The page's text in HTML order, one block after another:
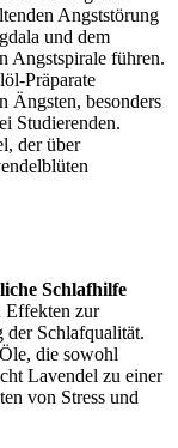
Angststörung
und dem
Angstspirale führen.
Präparate
Ängsten, besonders
Studierenden.
der über
Schlafhilfe
Effekten zur
der Schlafqualität.
die sowohl
Lavendel zu einer
von Stress und